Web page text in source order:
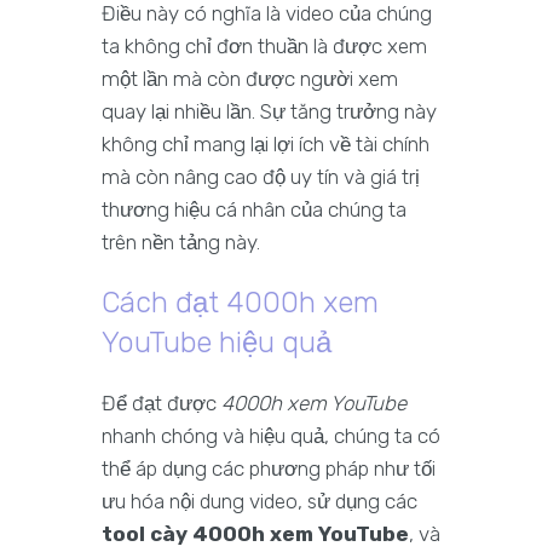
Điều này có nghĩa là video của chúng
ta không chỉ đơn thuần là được xem
một lần mà còn được người xem
quay lại nhiều lần. Sự tăng trưởng này
không chỉ mang lại lợi ích về tài chính
mà còn nâng cao độ uy tín và giá trị
thương hiệu cá nhân của chúng ta
trên nền tảng này.
Cách đạt 4000h xem
YouTube hiệu quả
Để đạt được 4000h xem YouTube
nhanh chóng và hiệu quả, chúng ta có
thể áp dụng các phương pháp như tối
ưu hóa nội dung video, sử dụng các
tool cày 4000h xem YouTube, và